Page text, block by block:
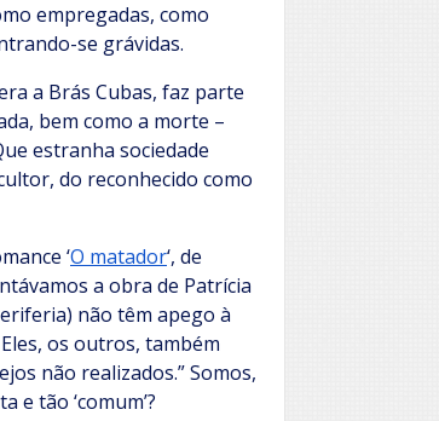
empregadas, como
se grávidas.
a Brás Cubas, faz parte
bem como a morte –
estranha sociedade
do reconhecido como
‘O matador‘, de
a obra de Patrícia
não têm apego à
os outros, também
não realizados.” Somos,
tão ‘comum’?